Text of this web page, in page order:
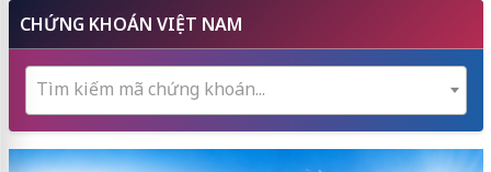
CHỨNG KHOÁN VIỆT NAM
Tìm kiếm mã chứng khoán...